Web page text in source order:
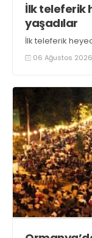
İlk teleferik
yaşadılar
İlk teleferik
06 Ağustos